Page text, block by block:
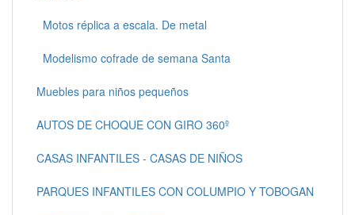
Motos réplica a escala. De metal
Modelismo cofrade de semana Santa
Muebles para niños pequeños
AUTOS DE CHOQUE CON GIRO 360º
CASAS INFANTILES - CASAS DE NIÑOS
PARQUES INFANTILES CON COLUMPIO Y TOBOGAN